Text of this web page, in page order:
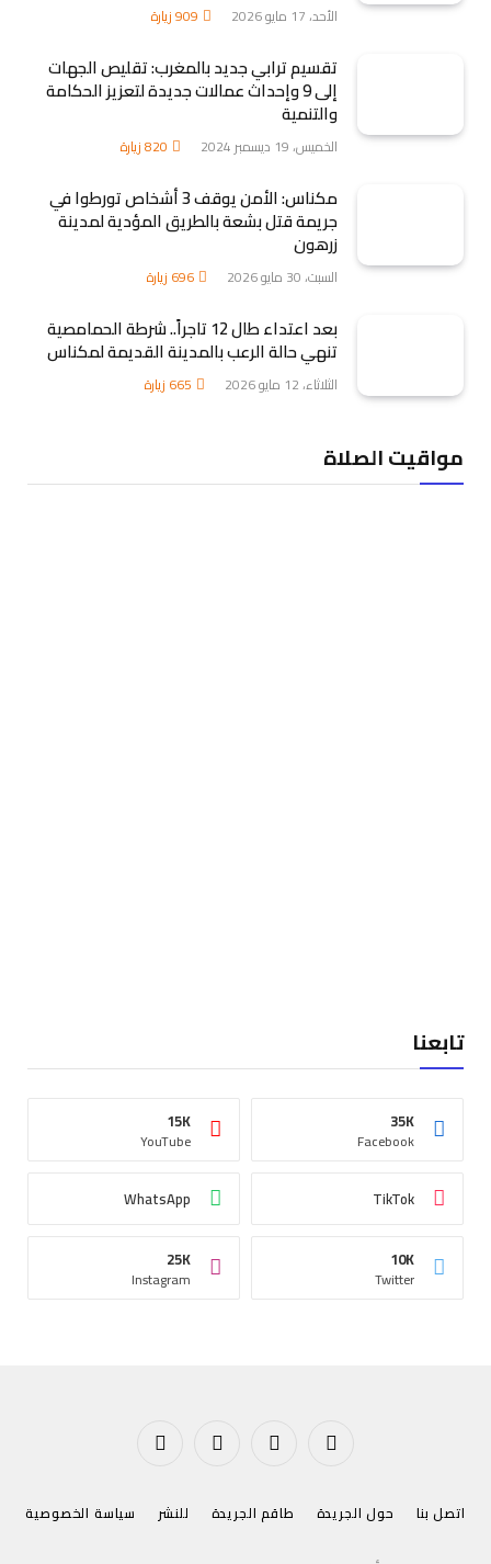
الأحد، 17 مايو 2026 909زيارة
تقسيم ترابي جديد بالمغرب: تقليص الجهات
إلى 9 وإحداث عمالات جديدة لتعزيز الحكامة
والتنمية
الخميس، 19 ديسمبر 2024 820زيارة
مكناس: الأمن يوقف 3 أشخاص تورطوا في
جريمة قتل بشعة بالطريق المؤدية لمدينة
زرهون
السبت، 30 مايو 2026 696 زيارة
بعد اعتداء طال 12 تاجراً.. شرطة الحمامصية
تنهي حالة الرعب بالمدينة القديمة لمكناس
الثلاثاء، 12 مايو 2026 665 زيارة
مواقيت الصلاة
تابعنا
Facebook
35K
YouTube
15K
TikTok
WhatsApp
Twitter
10K
Instagram
25K
فيسبوك X الانستغراميوتيوب
اتصل بنا حول الجريدة طاقم الجريدة للنشر سياسة الخصوصية